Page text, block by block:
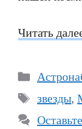
Читать
Рубрики
Метки
звезды,